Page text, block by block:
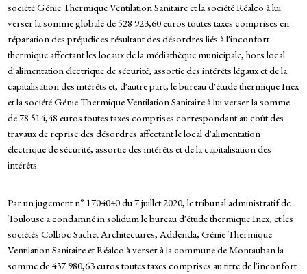
société Génie Thermique Ventilation Sanitaire et la société Réalco à lui
verser la somme globale de 528 923,60 euros toutes taxes comprises en
réparation des préjudices résultant des désordres liés à l'inconfort
thermique affectant les locaux de la médiathèque municipale, hors local
d'alimentation électrique de sécurité, assortie des intérêts légaux et de la
capitalisation des intérêts et, d'autre part, le bureau d'étude thermique Inex
et la société Génie Thermique Ventilation Sanitaire à lui verser la somme
de 78 514,48 euros toutes taxes comprises correspondant au coût des
travaux de reprise des désordres affectant le local d'alimentation
électrique de sécurité, assortie des intérêts et de la capitalisation des
intérêts.
Par un jugement n° 1704040 du 7 juillet 2020, le tribunal administratif de
Toulouse a condamné in solidum le bureau d'étude thermique Inex, et les
sociétés Colboc Sachet Architectures, Addenda, Génie Thermique
Ventilation Sanitaire et Réalco à verser à la commune de Montauban la
somme de 437 980,63 euros toutes taxes comprises au titre de l'inconfort